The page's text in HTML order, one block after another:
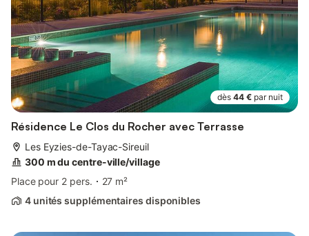
dès 44 € par nuit
Résidence Le Clos du Rocher avec Terrasse
Les Eyzies-de-Tayac-Sireuil
300 m du centre-ville/village
Place pour 2 pers.
27 m²
4 unités supplémentaires disponibles